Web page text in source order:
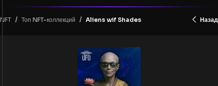
NFT / Топ NFT-коллекций / Aliens wif Shades Назад